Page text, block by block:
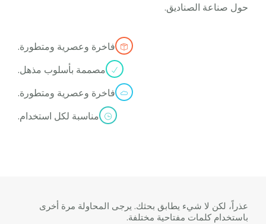
حول صناعة الصناديق.
فاخرة وعصرية ومتطورة.
مصممة بأسلوب مذهل.
فاخرة وعصرية ومتطورة.
مناسبة لكل استخدام.
عذراً، لكن لا شيء يطابق بحثك. يرجى المحاولة مرة أخرى
باستخدام كلمات مفتاحية مختلفة.